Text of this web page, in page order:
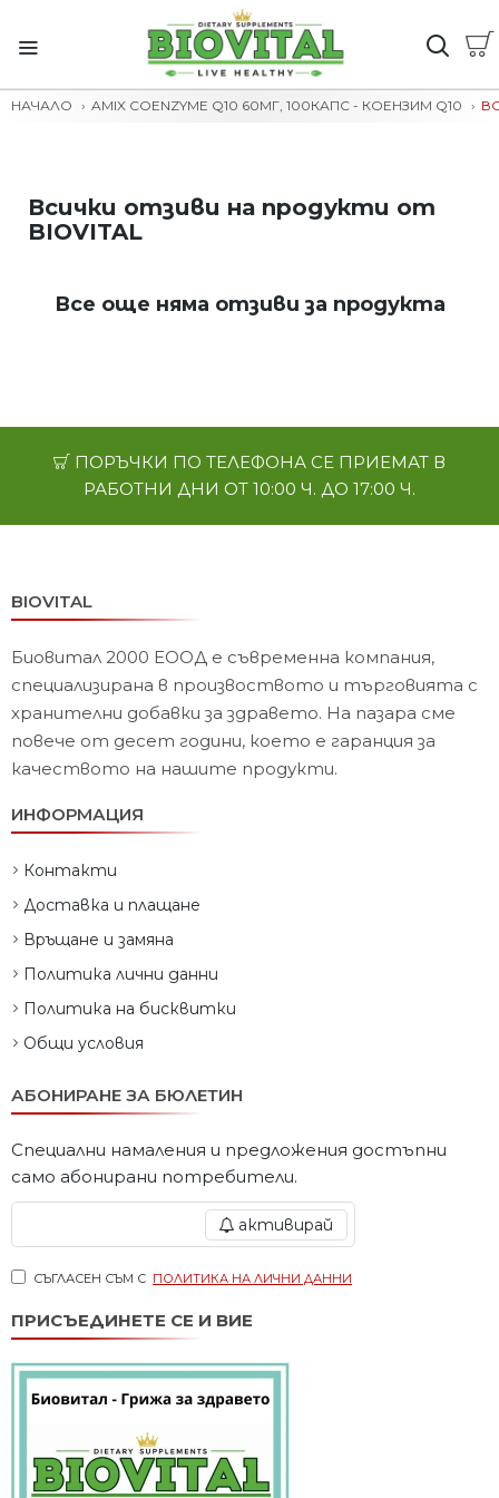
НАЧАЛО AMIX COENZYME Q10 60МГ, 100КАПС - КОЕНЗИМ Q10
Всички отзиви на продукти от
BIOVITAL
Все още няма отзиви за продукта
ПОРЪЧКИ ПО ТЕЛЕФОНА СЕ ПРИЕМАТ В
РАБОТНИ ДНИ ОТ 10:00 Ч. ДО 17:00 Ч.
BIOVITAL
Биовитал 2000 ЕООД е съвременна компания,
специализирана в произвоството и търговията с
хранителни добавки за здравето. На пазара сме
повече от десет години, което е гаранция за
качеството на нашите продукти.
ИНФОРМАЦИЯ
Контакти
Доставка и плащане
Връщане и замяна
Политика лични данни
Политика на бисквитки
Общи условия
АБОНИРАНЕ ЗА БЮЛЕТИН
Специални намаления и предложения достъпни
само абонирани потребители.
активирай
СЪГЛАСЕН СЪМ С ПОЛИТИКА НА ЛИЧНИ ДАННИ
ПРИСЪЕДИНЕТЕ СЕ И ВИЕ